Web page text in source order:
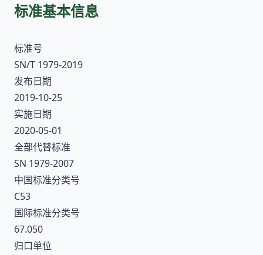
标准基本信息
标准号
SN/T 1979-2019
发布日期
2019-10-25
实施日期
2020-05-01
全部代替标准
SN 1979-2007
中国标准分类号
C53
国际标准分类号
67.050
归口单位